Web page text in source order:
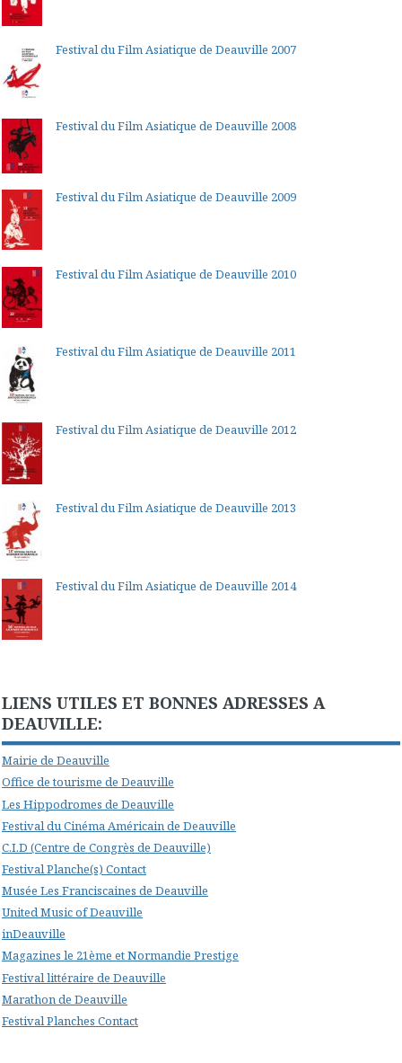
Festival du Film Asiatique de Deauville 2007
Festival du Film Asiatique de Deauville 2008
Festival du Film Asiatique de Deauville 2009
Festival du Film Asiatique de Deauville 2010
Festival du Film Asiatique de Deauville 2011
Festival du Film Asiatique de Deauville 2012
Festival du Film Asiatique de Deauville 2013
Festival du Film Asiatique de Deauville 2014
LIENS UTILES ET BONNES ADRESSES A
DEAUVILLE:
Mairie de Deauville
Office de tourisme de Deauville
Les Hippodromes de Deauville
Festival du Cinéma Américain de Deauville
C.I.D (Centre de Congrès de Deauville)
Festival Planche(s) Contact
Musée Les Franciscaines de Deauville
United Music of Deauville
inDeauville
Magazines le 21ème et Normandie Prestige
Festival littéraire de Deauville
Marathon de Deauville
Festival Planches Contact